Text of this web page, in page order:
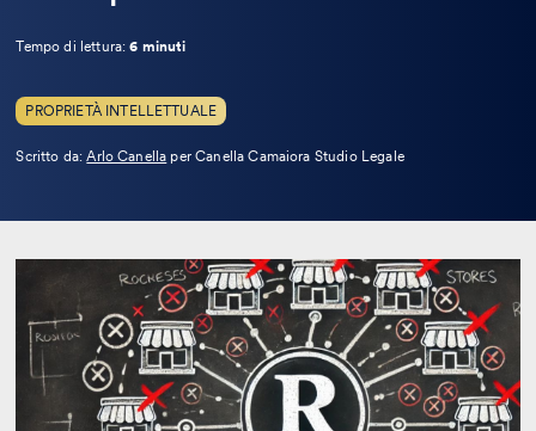
Tempo di lettura:6 minuti
PROPRIETÀ INTELLETTUALE
Scritto da:Arlo CanellaLeggi
per Canella Camaiora Studio Legale